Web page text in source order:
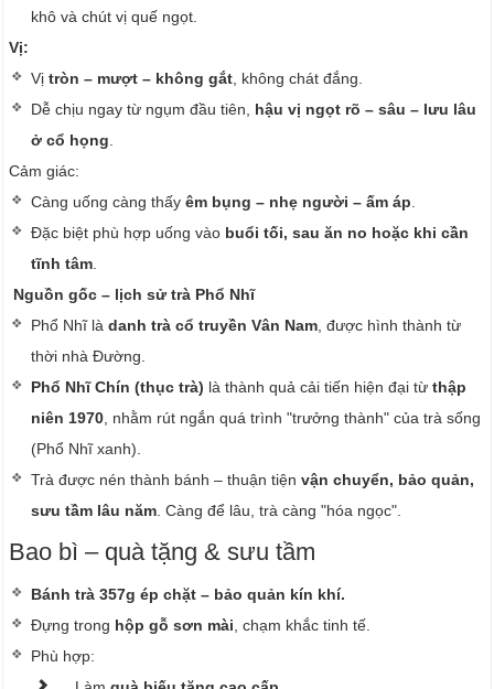
khô và chút vị quế ngọt.
Vị:
Vịtròn – mượt – không gắt , không chát đắng.
Dễ chịu ngay từ ngụm đầu tiên, hậu vị ngọt rõ – sâu – lưu lâu
ở cổ họng
Cảm giác:
Càng uống càng thấyêm bụng – nhẹ người – ấm áp
Đặc biệt phù hợp uống vào buổi tối, sau ăn no hoặc khi cần
tĩnh tâm
Nguồn gốc – lịch sử trà Phổ Nhĩ
Phổ Nhĩ làdanh trà cổ truyền Vân Nam , được hình thành từ
thời nhà Đường.
Phổ Nhĩ Chín (thục trà) là thành quả cải tiến hiện đại từthập
niên 1970 , nhằm rút ngắn quá trình "trưởng thành" của trà sống
(Phổ Nhĩ xanh).
Trà được nén thành bánh – thuận tiệnvận chuyển, bảo quản,
sưu tầm lâu năm . Càng để lâu, trà càng "hóa ngọc".
Bao bì – quà tặng & sưu tầm
Bánh trà 357g ép chặt – bảo quản kín khí.
Đựng trong hộp gỗ sơn mài , chạm khắc tinh tế.
Phù hợp: